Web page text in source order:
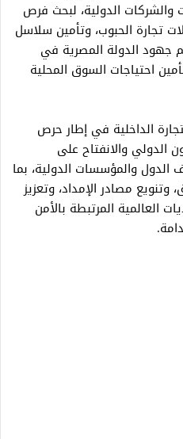
الدولية، لبحث فرص
تجارة الحبوب، وتأمين سلاسل
جهود الدولة المصرية في
احتياجات السوق المحلية
الداخلية في إطار حرص
الدولي والانفتاح على
الدول والمؤسسات الدولية، بما
مصادر الإمداد، وتعزيز
العالمية المرتبطة بالأمن